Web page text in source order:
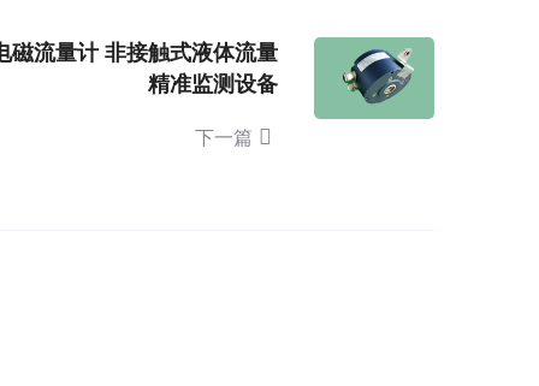
磁流量计 非接触式液体流量
精准监测设备
下一篇